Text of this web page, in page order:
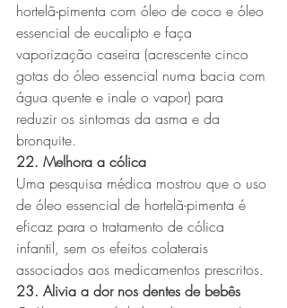
hortelã-pimenta com óleo de coco e óleo
essencial de eucalipto e faça
vaporização caseira (acrescente cinco
gotas do óleo essencial numa bacia com
água quente e inale o vapor) para
reduzir os sintomas da asma e da
bronquite.
22. Melhora a cólica
Uma pesquisa médica mostrou que o uso
de óleo essencial de hortelã-pimenta é
eficaz para o tratamento de cólica
infantil, sem os efeitos colaterais
associados aos medicamentos prescritos.
23. Alivia a dor nos dentes de bebês